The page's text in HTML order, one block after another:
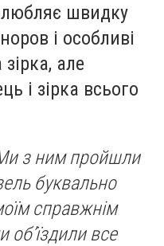
швидку
і особливі
але
і зірка всього
з ним пройшли
буквально
справжнім
все